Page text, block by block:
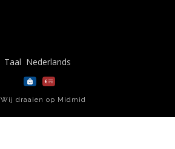
Taal
Wij draaien op Midmid